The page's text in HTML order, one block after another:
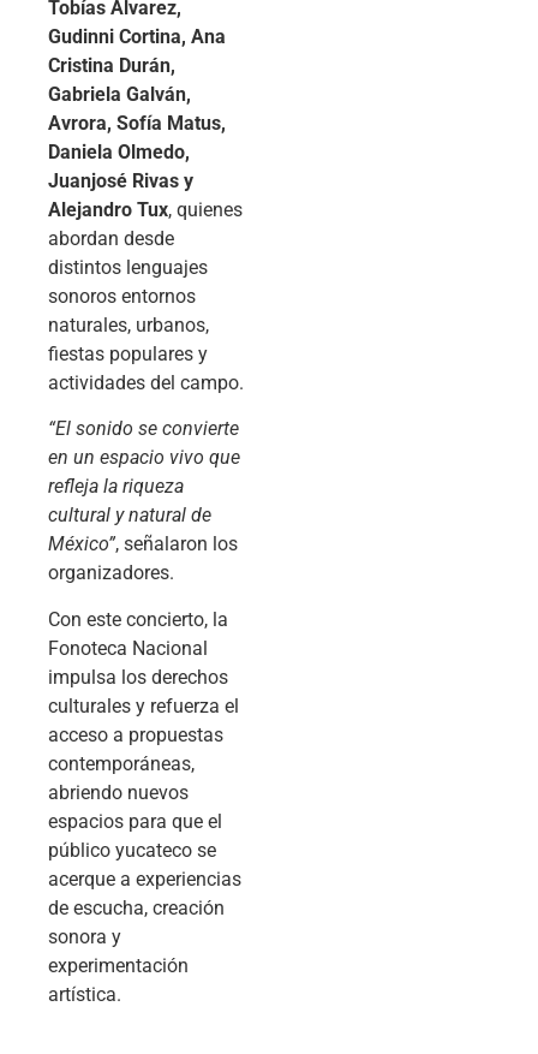
Tobías Álvarez,
Gudinni Cortina, Ana
Cristina Durán,
Gabriela Galván,
Avrora, Sofía Matus,
Daniela Olmedo,
Juanjosé Rivas y
Alejandro Tux, quienes
abordan desde
distintos lenguajes
sonoros entornos
naturales, urbanos,
fiestas populares y
actividades del campo.
“El sonido se convierte
en un espacio vivo que
refleja la riqueza
cultural y natural de
México”, señalaron los
organizadores.
Con este concierto, la
Fonoteca Nacional
impulsa los derechos
culturales y refuerza el
acceso a propuestas
contemporáneas,
abriendo nuevos
espacios para que el
público yucateco se
acerque a experiencias
de escucha, creación
sonora y
experimentación
artística.